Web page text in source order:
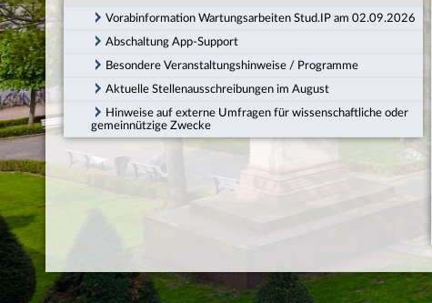
Vorabinformation Wartungsarbeiten Stud.IP am 02.09.2026
Abschaltung App-Support
Besondere Veranstaltungshinweise / Programme
Aktuelle Stellenausschreibungen im August
Hinweise auf externe Umfragen für wissenschaftliche oder
gemeinnützige Zwecke